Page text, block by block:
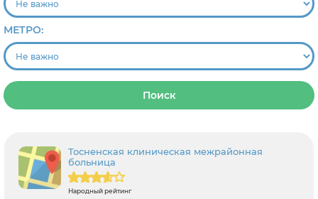
МЕТРО:
Поиск
Тосненская клиническая межрайонная
больница
Народный рейтинг